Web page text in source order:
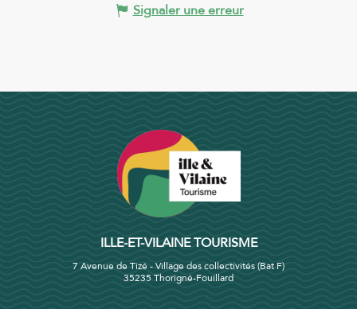
Signaler une erreur
ILLE-ET-VILAINE TOURISME
7 Avenue de Tizé - Village des collectivités (Bat F)
35235 Thorigné-Fouillard